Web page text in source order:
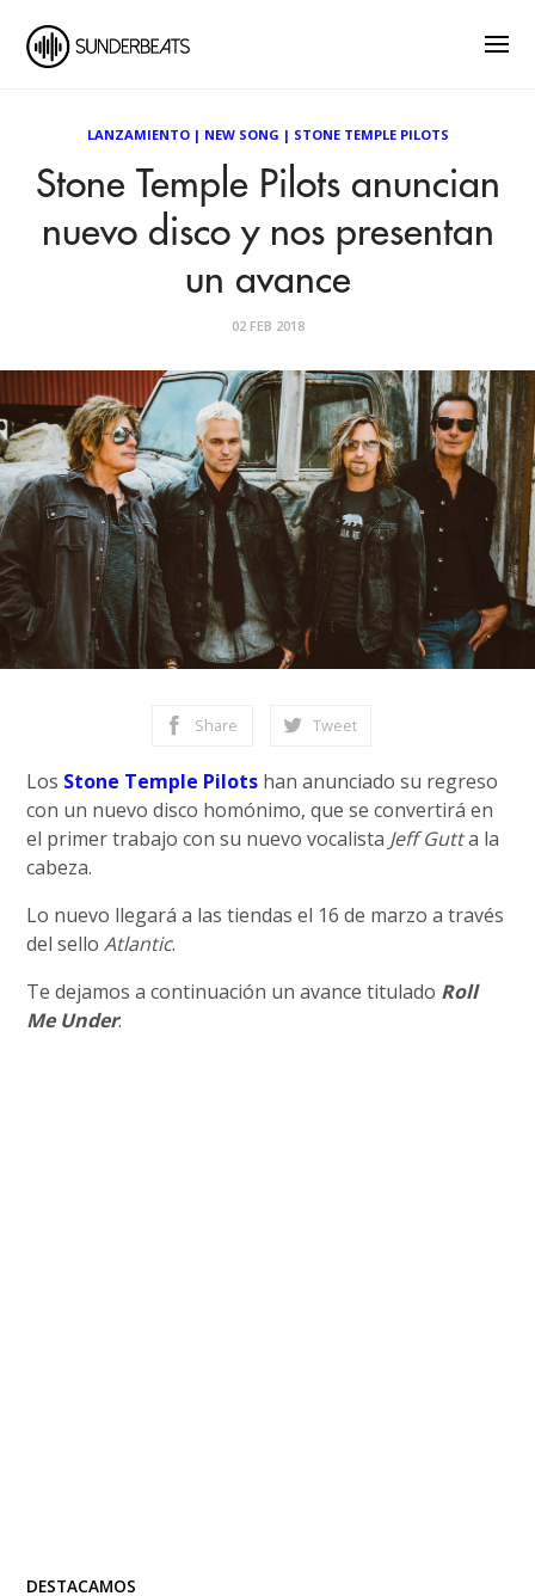
LANZAMIENTO| NEW SONG | STONE TEMPLE PILOTS
Stone Temple Pilots anuncian
nuevo disco y nos presentan
un avance
02 FEB 2018
Share Tweet
Los Stone Temple Pilots han anunciado su regreso
con un nuevo disco homónimo, que se convertirá en
el primer trabajo con su nuevo vocalista Jeff Gutta la
cabeza.
Lo nuevo llegará a las tiendas el 16 de marzo a través
del selloAtlantic.
Te dejamos a continuación un avance titulado Roll
Me Under:
DESTACAMOS